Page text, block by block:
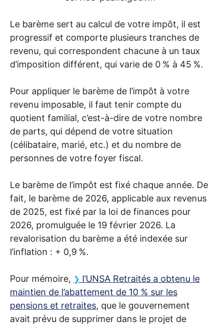
Le barème sert au calcul de votre impôt, il est
progressif et comporte plusieurs tranches de
revenu, qui correspondent chacune à un taux
d’imposition différent, qui varie de 0 % à 45 %.
Pour appliquer le barème de l’impôt à votre
revenu imposable, il faut tenir compte du
quotient familial, c’est-à-dire de votre nombre
de parts, qui dépend de votre situation
(célibataire, marié, etc.) et du nombre de
personnes de votre foyer fiscal.
Le barème de l’impôt est fixé chaque année. De
fait, le barème de 2026, applicable aux revenus
de 2025, est fixé par la loi de finances pour
2026, promulguée le 19 février 2026. La
revalorisation du barème a été indexée sur
l’inflation : + 0,9 %.
Pour mémoire, l’UNSA Retraités a obtenu le
maintien de l’abattement de 10 % sur les
pensions et retraites, que le gouvernement
avait prévu de supprimer dans le projet de